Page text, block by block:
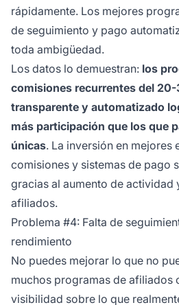
rápidamente. Los mejores
de seguimiento y pago
toda ambigüedad.
Los datos lo demuestran: los
comisiones recurrentes del
transparente y automatizado
más participación que los que
únicas. La inversión en mejores
comisiones y sistemas de pago
gracias al aumento de actividad
afiliados.
Problema #4: Falta de
rendimiento
No puedes mejorar lo que no
muchos programas de afiliados
visibilidad sobre lo que